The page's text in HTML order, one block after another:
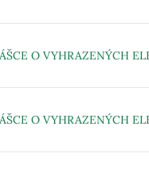
O VYHRAZENÝCH
O VYHRAZENÝCH